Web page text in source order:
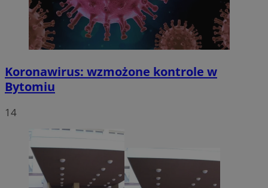
Koronawirus: wzmożone kontrole w
Bytomiu
14